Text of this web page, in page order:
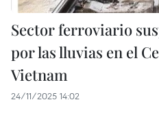
Sector ferroviario
por las lluvias en el
Vietnam
24/11/2025 14:02